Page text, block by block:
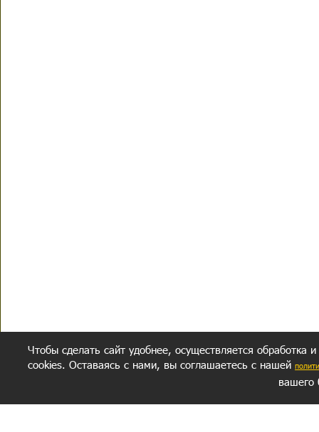
Чтобы сделать сайт удобнее, осуществляется обработка
cookies. Оставаясь с нами, вы соглашаетесь с нашей
вашего